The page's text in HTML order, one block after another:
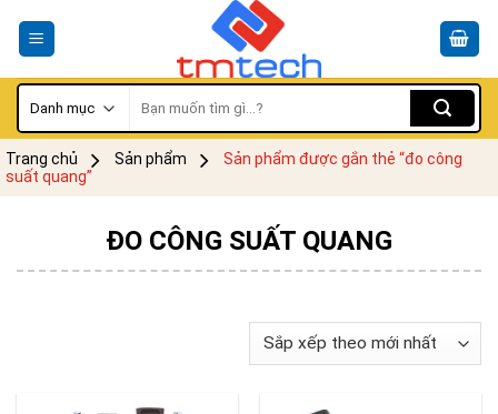
kiếm:
Trang chủ Sản phẩm
Sản phẩm được gắn thẻ “đo công
suất quang”
ĐO CÔNG SUẤT QUANG